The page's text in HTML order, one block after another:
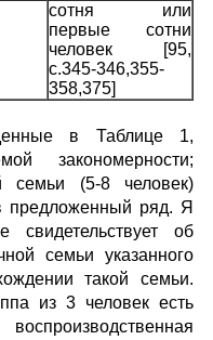
cотня или
первые сотни
человек [95,
с.345-346,355-
358,375]
в Таблице 1,
закономерности;
семьи (5-8 человек)
предложенный ряд. Я
свидетельствует об
семьи указанного
такой семьи.
из 3 человек есть